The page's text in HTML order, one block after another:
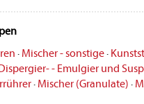
· Mischer - sonstige·
- Emulgier und
· Mischer (Granulate) ·